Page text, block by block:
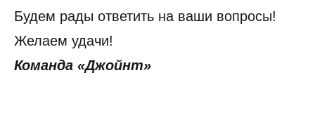
Будем рады ответить на ваши вопросы!
Желаем удачи!
Команда «Джойнт»